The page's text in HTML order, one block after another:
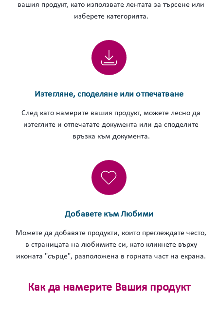
вашия продукт, като използвате лентата за търсене или
изберете категорията.
Изтегляне, споделяне или отпечатване
След като намерите вашия продукт, можете лесно да
изтеглите и отпечатате документа или да споделите
връзка към документа.
Добавете към Любими
Можете да добавяте продукти, които преглеждате често,
в страницата на любимите си, като кликнете върху
иконата "сърце", разположена в горната част на екрана.
Как да намерите Вашия продукт